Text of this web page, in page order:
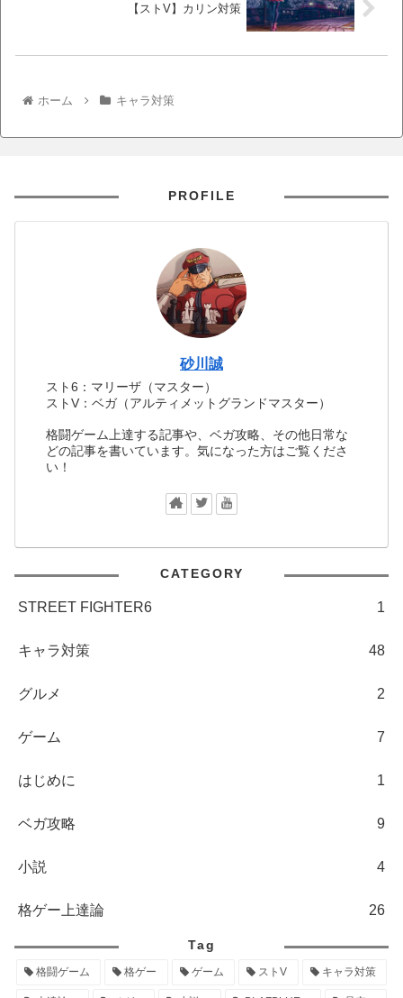
【ストV】カリン対策
ホーム キャラ対策
PROFILE
砂川誠
スト6：マリーザ（マスター）
ストV：ベガ（アルティメットグランドマスター）
格闘ゲーム上達する記事や、ベガ攻略、その他日常な
どの記事を書いています。気になった方はご覧くださ
い！
CATEGORY
STREET FIGHTER6 1
キャラ対策 48
グルメ 2
ゲーム 7
はじめに 1
ベガ攻略 9
小説 4
格ゲー上達論 26
Tag
格闘ゲーム 格ゲー ゲーム ストV キャラ対策